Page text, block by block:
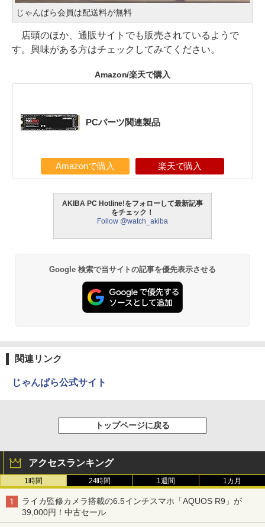
じゃんぱら会員は配送料が無料
店頭のほか、通販サイトでも販売されているようで
す。興味がある方はチェックしてみてください。
Amazon/楽天で購入
PCパーツ関連製品
Amazonで購入 楽天で購入
AKIBA PC Hotline!をフォローして最新記事
をチェック！
Follow @watch_akiba
Google 検索で当サイトの記事を優先表示させる
関連リンク
じゃんぱら公式サイト
トップページに戻る
アクセスランキング
1時間 24時間 1週間 1カ月
ライカ監修カメラ搭載の6.5インチスマホ「AQUOS R9」が
39,000円！中古セール